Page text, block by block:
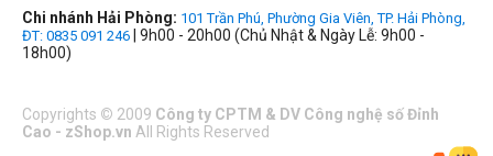
Chi nhánh Hải Phòng: 101 Trần Phú, Phường Gia Viên, TP. Hải Phòng,
ĐT: 0835 091 246 | 9h00 - 20h00 (Chủ Nhật & Ngày Lễ: 9h00 -
18h00)
Copyrights © 2009 Công ty CPTM & DV Công nghệ số Đỉnh
Cao - zShop.vn All Rights Reserved